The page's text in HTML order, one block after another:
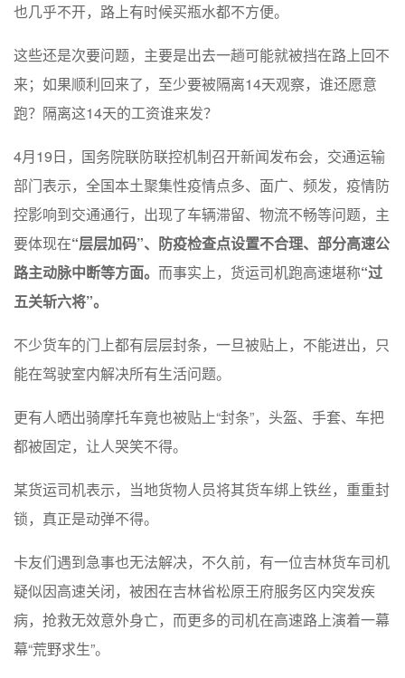
也几乎不开，路上有时候买瓶水都不方便。
这些还是次要问题，主要是出去一趟可能就被挡在路上回不
来；如果顺利回来了，至少要被隔离14天观察，谁还愿意
跑？隔离这14天的工资谁来发？
4月19日，国务院联防联控机制召开新闻发布会，交通运输
部门表示，全国本土聚集性疫情点多、面广、频发，疫情防
控影响到交通通行，出现了车辆滞留、物流不畅等问题，主
要体现在“层层加码”、防疫检查点设置不合理、部分高速公
路主动脉中断等方面。 而事实上，货运司机跑高速堪称“过
五关斩六将”。
不少货车的门上都有层层封条，一旦被贴上，不能进出，只
能在驾驶室内解决所有生活问题。
更有人晒出骑摩托车竟也被贴上“封条”，头盔、手套、车把
都被固定，让人哭笑不得。
某货运司机表示，当地货物人员将其货车绑上铁丝，重重封
锁，真正是动弹不得。
卡友们遇到急事也无法解决，不久前，有一位吉林货车司机
疑似因高速关闭，被困在吉林省松原王府服务区内突发疾
病，抢救无效意外身亡，而更多的司机在高速路上演着一幕
幕“荒野求生”。